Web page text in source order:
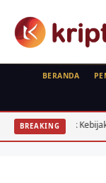
BERANDA
BREAKING
Kebijakan The
Proof of
Jaminan